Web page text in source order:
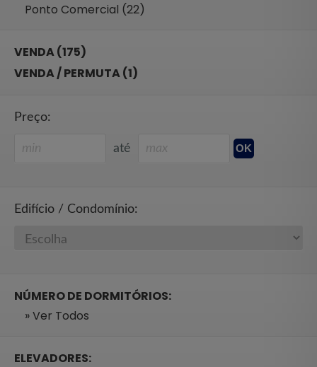
Ponto Comercial (22)
VENDA (175)
VENDA / PERMUTA (1)
Preço:
até
Edifício / Condomínio:
NÚMERO DE DORMITÓRIOS:
» Ver Todos
ELEVADORES: